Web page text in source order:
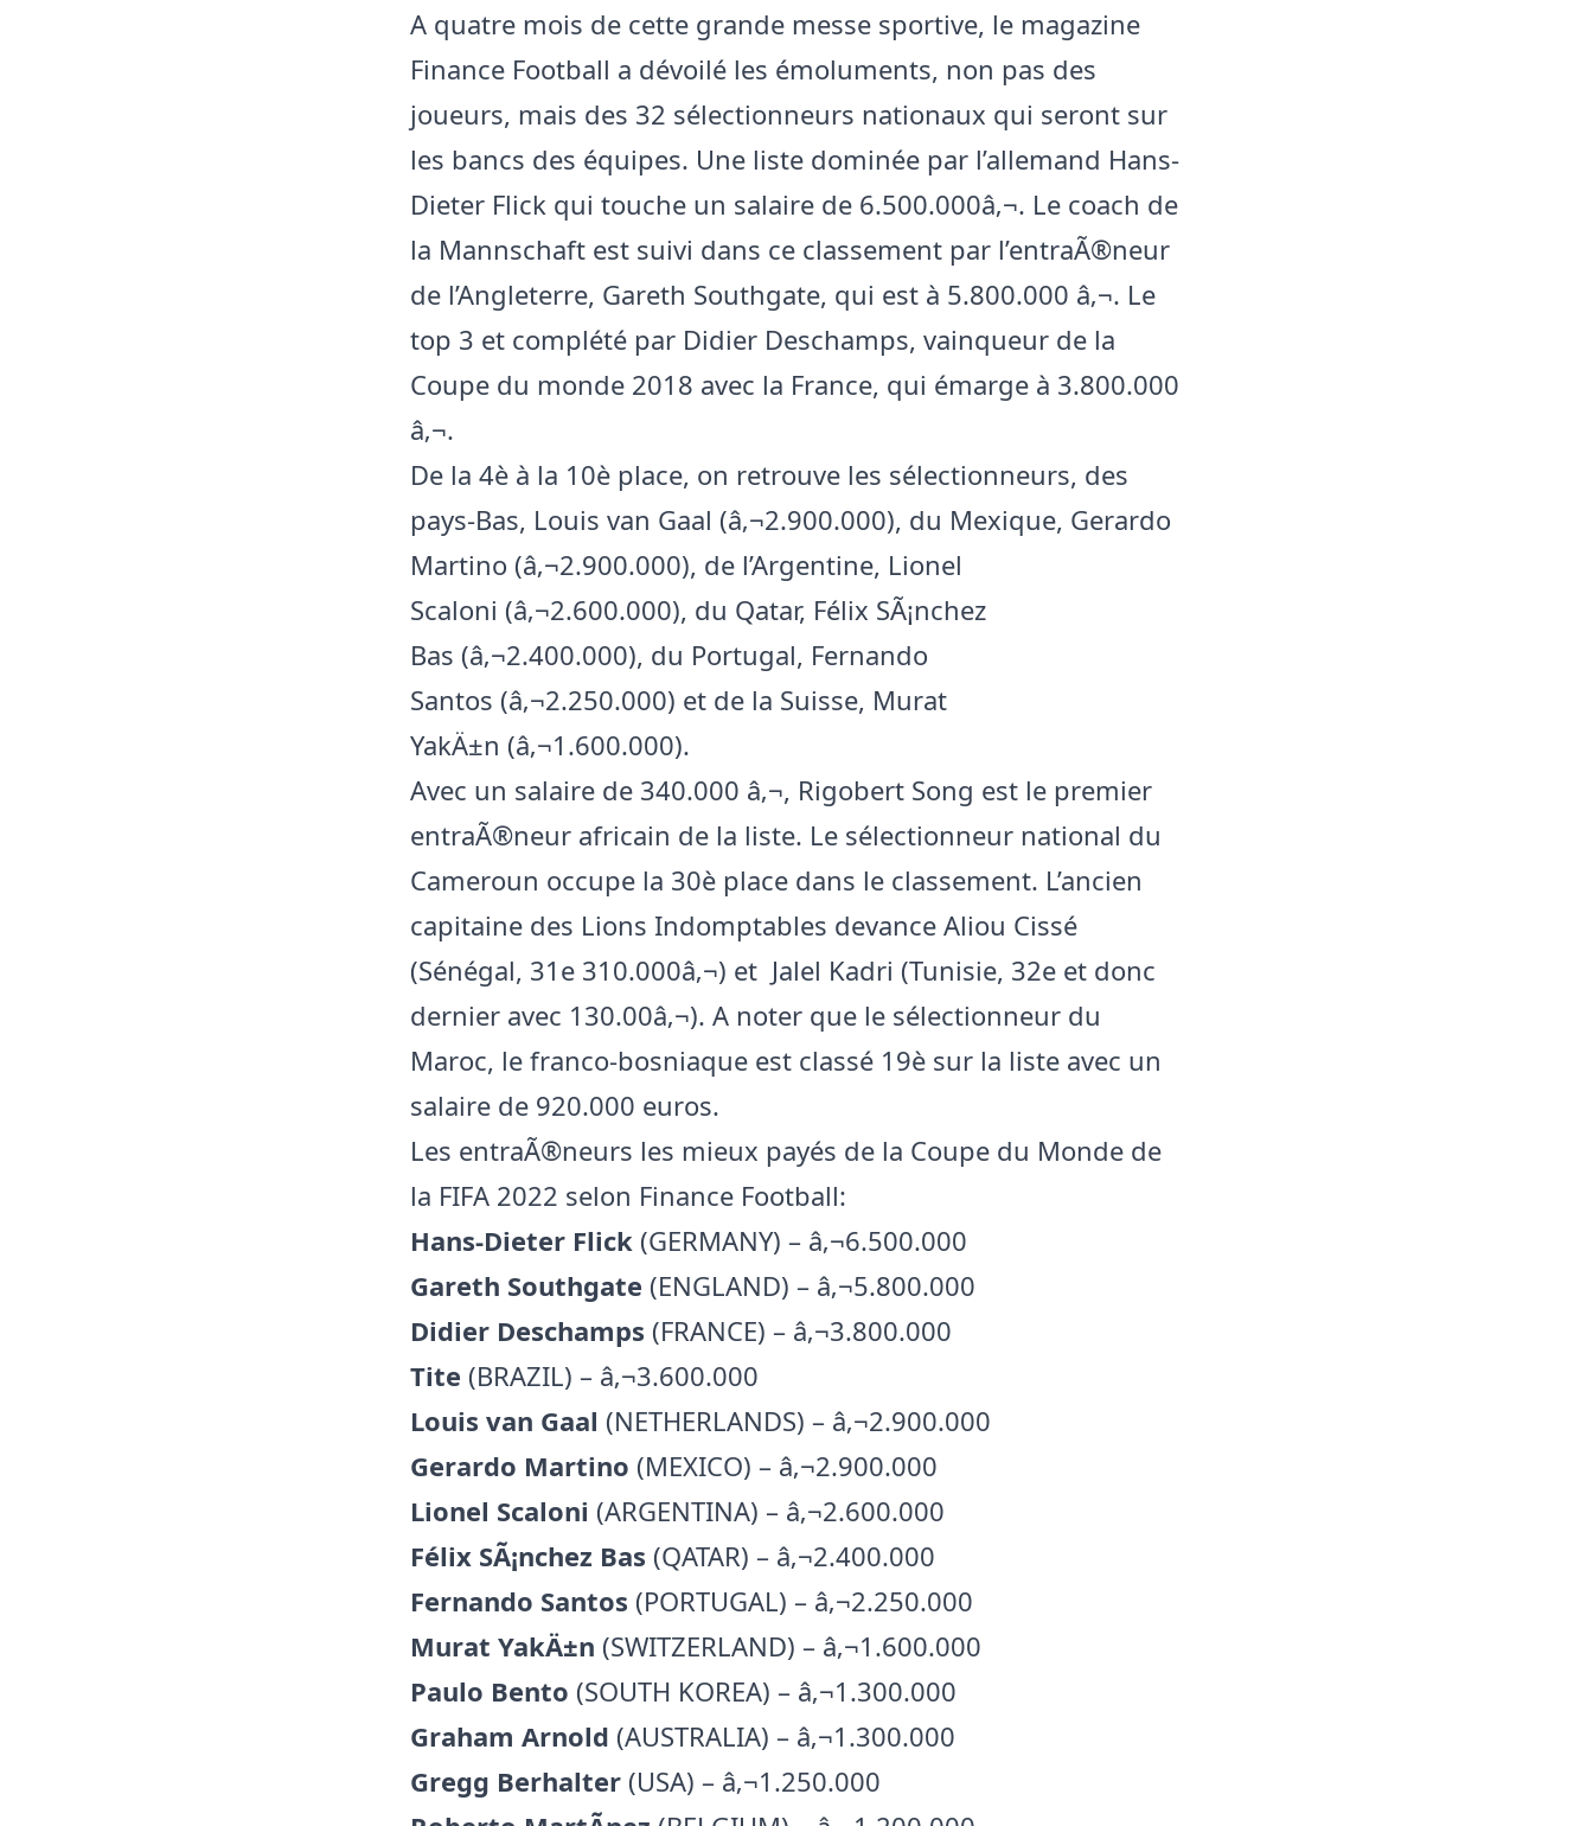
A quatre mois de cette grande messe sportive, le magazine
Finance Football a dévoilé les émoluments, non pas des
joueurs, mais des 32 sélectionneurs nationaux qui seront sur
les bancs des équipes. Une liste dominée par l’allemand Hans-
Dieter Flick qui touche un salaire de 6.500.000â‚¬. Le coach de
la Mannschaft est suivi dans ce classement par l’entraÃ®neur
de l’Angleterre, Gareth Southgate, qui est à 5.800.000 â‚¬. Le
top 3 et complété par Didier Deschamps, vainqueur de la
Coupe du monde 2018 avec la France, qui émarge à 3.800.000
â‚¬.
De la 4è à la 10è place, on retrouve les sélectionneurs, des
pays-Bas, Louis van Gaal (â‚¬2.900.000), du Mexique, Gerardo
Martino (â‚¬2.900.000), de l’Argentine, Lionel
Scaloni (â‚¬2.600.000), du Qatar, Félix SÃ¡nchez
Bas (â‚¬2.400.000), du Portugal, Fernando
Santos (â‚¬2.250.000) et de la Suisse, Murat
YakÄ±n (â‚¬1.600.000).
Avec un salaire de 340.000 â‚¬, Rigobert Song est le premier
entraÃ®neur africain de la liste. Le sélectionneur national du
Cameroun occupe la 30è place dans le classement. L’ancien
capitaine des Lions Indomptables devance Aliou Cissé
(Sénégal, 31e 310.000â‚¬) et Jalel Kadri (Tunisie, 32e et donc
dernier avec 130.00â‚¬). A noter que le sélectionneur du
Maroc, le franco-bosniaque est classé 19è sur la liste avec un
salaire de 920.000 euros.
Les entraÃ®neurs les mieux payés de la Coupe du Monde de
la FIFA 2022 selon Finance Football:
Hans-Dieter Flick (GERMANY) – â‚¬6.500.000
Gareth Southgate (ENGLAND) – â‚¬5.800.000
Didier Deschamps (FRANCE) – â‚¬3.800.000
Tite (BRAZIL) – â‚¬3.600.000
Louis van Gaal (NETHERLANDS) – â‚¬2.900.000
Gerardo Martino (MEXICO) – â‚¬2.900.000
Lionel Scaloni (ARGENTINA) – â‚¬2.600.000
Félix SÃ¡nchez Bas (QATAR) – â‚¬2.400.000
Fernando Santos (PORTUGAL) – â‚¬2.250.000
Murat YakÄ±n (SWITZERLAND) – â‚¬1.600.000
Paulo Bento (SOUTH KOREA) – â‚¬1.300.000
Graham Arnold (AUSTRALIA) – â‚¬1.300.000
Gregg Berhalter (USA) – â‚¬1.250.000